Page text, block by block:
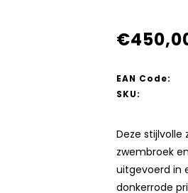
EAN Code:
SKU:
Deze
zwembroek
uitgevoerd in
donkerrode